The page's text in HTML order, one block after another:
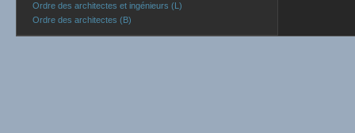
Ordre des architectes et ingénieurs (L)
Ordre des architectes (B)